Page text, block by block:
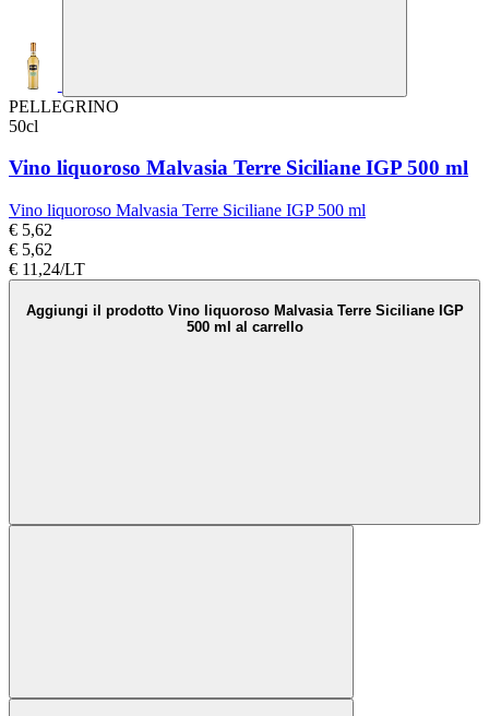
PELLEGRINO
50cl
Vino liquoroso Malvasia Terre Siciliane IGP 500 ml
Vino liquoroso Malvasia Terre Siciliane IGP 500 ml
€ 5,62
€ 5,62
€ 11,24/LT
Aggiungi il prodotto Vino liquoroso Malvasia Terre Siciliane IGP
500 ml al carrello